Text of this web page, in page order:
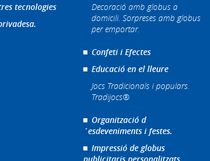
tecnologies
Decoració amb globus a
domicili. Sorpreses amb globus
per emportar.
Confeti i Efectes
Educació en el lleure
Jocs Tradicionals i populars.
Tradijocs®
Organització d
´esdeveniments i festes.
Impressió de globus
publicitaris personalitzats